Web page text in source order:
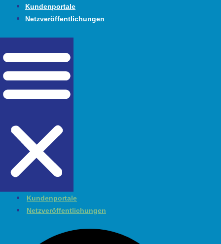
Inhalt
Kundenportale
Netzveröffentlichungen
Kundenportale
Netzveröffentlichungen